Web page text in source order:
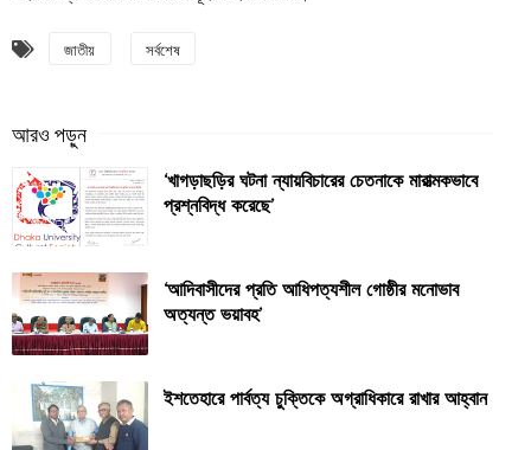
জাতীয় সর্বশেষ
‘খাগড়াছড়ির ঘটনা ন্যায়বিচারের চেতনাকে মারাত্মকভাবে
প্রশ্নবিদ্ধ করেছে’
‘আদিবাসীদের প্রতি আধিপত্যশীল গোষ্ঠীর মনোভাব
অত্যন্ত ভয়াবহ’
ইশতেহারে পার্বত্য চুক্তিকে অগ্রাধিকারে রাখার আহ্বান